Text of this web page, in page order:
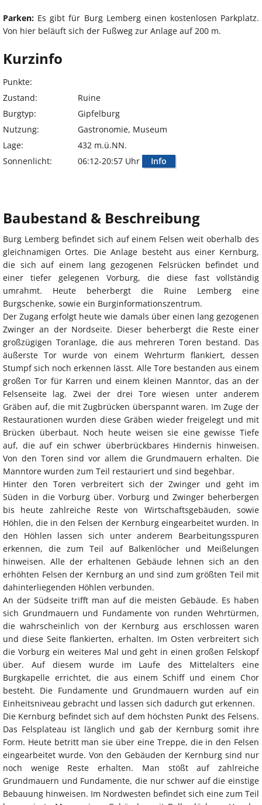
Parken: Es gibt für Burg Lemberg einen kostenlosen Parkplatz.
Von hier beläuft sich der Fußweg zur Anlage auf 200 m.
Kurzinfo
Punkte:
Zustand:
Ruine
Burgtyp:
Gipfelburg
Nutzung:
Gastronomie, Museum
Lage:
432 m.ü.NN.
Sonnenlicht:
06:12-20:57 Uhr Info
Baubestand & Beschreibung
Burg Lemberg befindet sich auf einem Felsen weit oberhalb des
gleichnamigen Ortes. Die Anlage besteht aus einer Kernburg,
die sich auf einem lang gezogenen Felsrücken befindet und
einer tiefer gelegenen Vorburg, die diese fast vollständig
umrahmt. Heute beherbergt die Ruine Lemberg eine
Burgschenke, sowie ein Burginformationszentrum.
Der Zugang erfolgt heute wie damals über einen lang gezogenen
Zwinger an der Nordseite. Dieser beherbergt die Reste einer
großzügigen Toranlage, die aus mehreren Toren bestand. Das
äußerste Tor wurde von einem Wehrturm flankiert, dessen
Stumpf sich noch erkennen lässt. Alle Tore bestanden aus einem
großen Tor für Karren und einem kleinen Manntor, das an der
Felsenseite lag. Zwei der drei Tore wiesen unter anderem
Gräben auf, die mit Zugbrücken überspannt waren. Im Zuge der
Restaurationen wurden diese Gräben wieder freigelegt und mit
Brücken überbaut. Noch heute weisen sie eine gewisse Tiefe
auf, die auf ein schwer überbrückbares Hindernis hinweisen.
Von den Toren sind vor allem die Grundmauern erhalten. Die
Manntore wurden zum Teil restauriert und sind begehbar.
Hinter den Toren verbreitert sich der Zwinger und geht im
Süden in die Vorburg über. Vorburg und Zwinger beherbergen
bis heute zahlreiche Reste von Wirtschaftsgebäuden, sowie
Höhlen, die in den Felsen der Kernburg eingearbeitet wurden. In
den Höhlen lassen sich unter anderem Bearbeitungsspuren
erkennen, die zum Teil auf Balkenlöcher und Meißelungen
hinweisen. Alle der erhaltenen Gebäude lehnen sich an den
erhöhten Felsen der Kernburg an und sind zum größten Teil mit
dahinterliegenden Höhlen verbunden.
An der Südseite trifft man auf die meisten Gebäude. Es haben
sich Grundmauern und Fundamente von runden Wehrtürmen,
die wahrscheinlich von der Kernburg aus erschlossen waren
und diese Seite flankierten, erhalten. Im Osten verbreitert sich
die Vorburg ein weiteres Mal und geht in einen großen Felskopf
über. Auf diesem wurde im Laufe des Mittelalters eine
Burgkapelle errichtet, die aus einem Schiff und einem Chor
besteht. Die Fundamente und Grundmauern wurden auf ein
Einheitsniveau gebracht und lassen sich dadurch gut erkennen.
Die Kernburg befindet sich auf dem höchsten Punkt des Felsens.
Das Felsplateau ist länglich und gab der Kernburg somit ihre
Form. Heute betritt man sie über eine Treppe, die in den Felsen
eingearbeitet wurde. Von den Gebäuden der Kernburg sind nur
noch wenige Reste erhalten. Man stößt auf zahlreiche
Grundmauern und Fundamente, die nur schwer auf die einstige
Bebauung hinweisen. Im Nordwesten befindet sich eine zum Teil